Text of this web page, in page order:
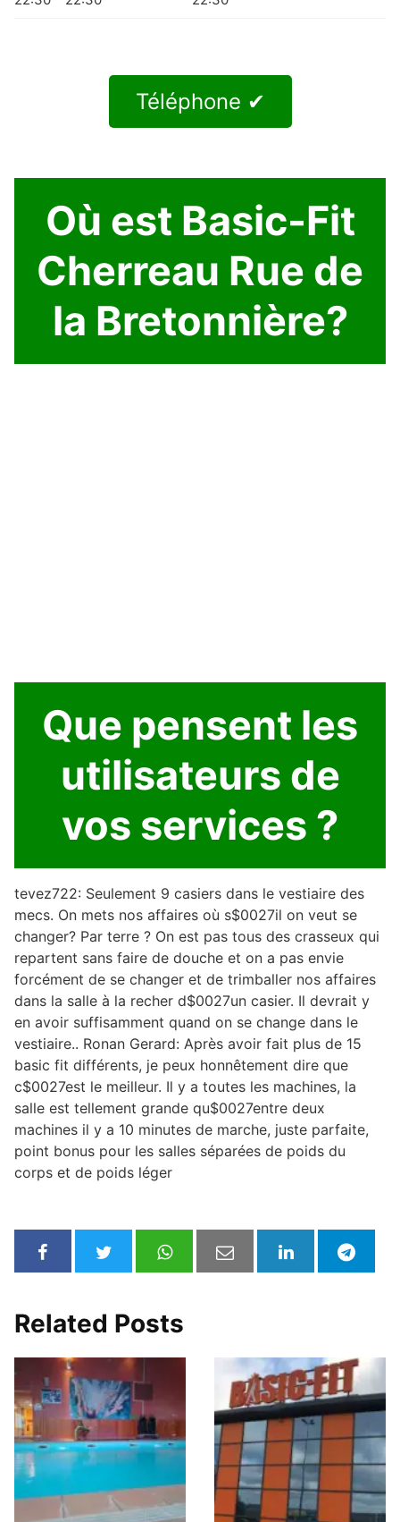
Téléphone ✔
Où est Basic-Fit
Cherreau Rue de
la Bretonnière?
Que pensent les
utilisateurs de
vos services ?
tevez722: Seulement 9 casiers dans le vestiaire des
mecs. On mets nos affaires où s$0027il on veut se
changer? Par terre ? On est pas tous des crasseux qui
repartent sans faire de douche et on a pas envie
forcément de se changer et de trimballer nos affaires
dans la salle à la recher d$0027un casier. Il devrait y
en avoir suffisamment quand on se change dans le
vestiaire.. Ronan Gerard: Après avoir fait plus de 15
basic fit différents, je peux honnêtement dire que
c$0027est le meilleur. Il y a toutes les machines, la
salle est tellement grande qu$0027entre deux
machines il y a 10 minutes de marche, juste parfaite,
point bonus pour les salles séparées de poids du
corps et de poids léger
Related Posts